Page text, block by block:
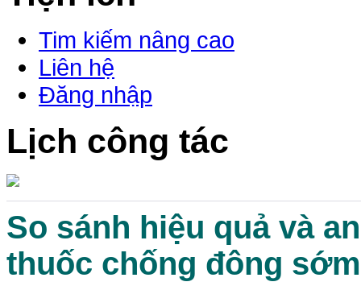
Tim kiếm nâng cao
Liên hệ
Đăng nhập
Lịch công tác
So sánh hiệu quả và
thuốc chống đông